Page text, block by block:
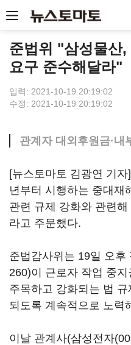
준법위 "삼성물산,
요구 준수해달라"
입력: 2021-10-19 20:19:02
수정: 2021-10-19 20:19:02
관계자 대외후원금·내
[뉴스토마토 김광연 기
년부터 시행하는 중대재
관련 규제 강화와 관련
라고 주문했다.
준법감사위는 19일 오후
260)이 근로자 작업 중지
주목하고 강화되는 법
되도록 계속적으로 노력
이날 관계사(삼성전자